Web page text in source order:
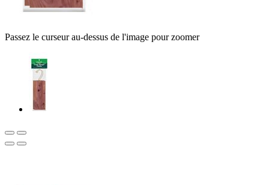
Passez le curseur au-dessus de l'image pour zoomer